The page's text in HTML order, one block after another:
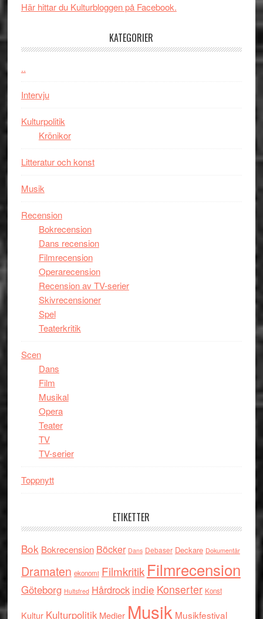
kan
Här hittar du Kulturbloggen på Facebook.
KATEGORIER
..
Intervju
Kulturpolitik
Krönikor
Litteratur och konst
Musik
Recension
Bokrecension
Dans recension
Filmrecension
Operarecension
Recension av TV-serier
Skivrecensioner
Spel
Teaterkritik
Scen
Dans
Film
Musikal
Opera
Teater
TV
TV-serier
Toppnytt
ETIKETTER
Bok Bokrecension Böcker Dans Debaser Deckare Dokumentär
Dramaten ekonomi Filmkritik Filmrecension
Göteborg Hultsfred Hårdrock indie Konserter Konst
Kultur Kulturpolitik Medier Musik Musikfestival